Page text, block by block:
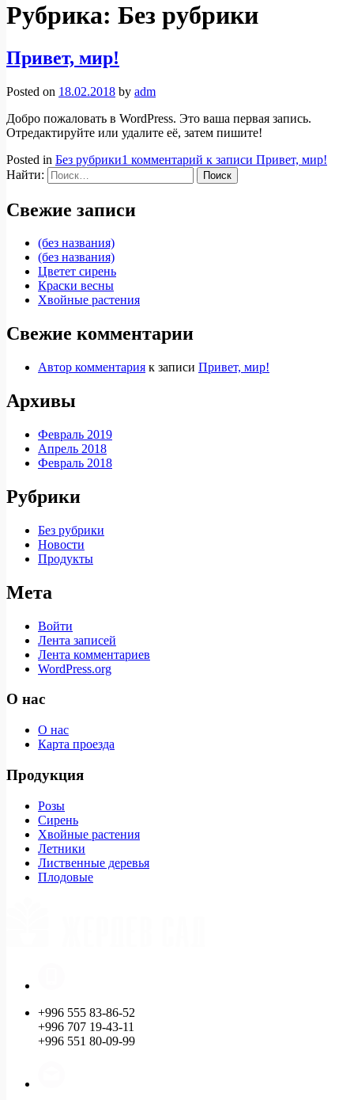
Рубрика: Без рубрики
Привет, мир!
Posted on 18.02.2018 by adm
Добро пожаловать в WordPress. Это ваша первая запись.
Отредактируйте или удалите её, затем пишите!
Posted in Без рубрики1 комментарий к записи Привет, мир!
Найти:
Свежие записи
(без названия)
(без названия)
Цветет сирень
Краски весны
Хвойные растения
Свежие комментарии
Автор комментария к записи Привет, мир!
Архивы
Февраль 2019
Апрель 2018
Февраль 2018
Рубрики
Без рубрики
Новости
Продукты
Мета
Войти
Лента записей
Лента комментариев
WordPress.org
О нас
О нас
Карта проезда
Продукция
Розы
Сирень
Хвойные растения
Летники
Лиственные деревья
Плодовые
+996 555 83-86-52
+996 707 19-43-11
+996 551 80-09-99